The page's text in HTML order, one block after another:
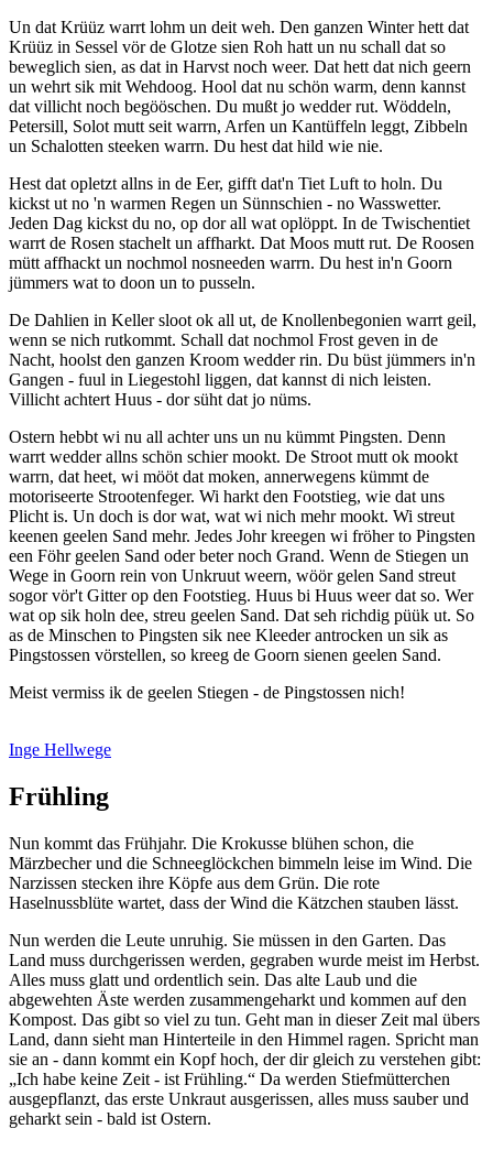
Un dat Krüüz warrt lohm un deit weh. Den ganzen Winter hett dat
Krüüz in Sessel vör de Glotze sien Roh hatt un nu schall dat so
beweglich sien, as dat in Harvst noch weer. Dat hett dat nich geern
un wehrt sik mit Wehdoog. Hool dat nu schön warm, denn kannst
dat villicht noch begööschen. Du mußt jo wedder rut. Wöddeln,
Petersill, Solot mutt seit warrn, Arfen un Kantüffeln leggt, Zibbeln
un Schalotten steeken warrn. Du hest dat hild wie nie.
Hest dat opletzt allns in de Eer, gifft dat'n Tiet Luft to holn. Du
kickst ut no 'n warmen Regen un Sünnschien - no Wasswetter.
Jeden Dag kickst du no, op dor all wat oplöppt. In de Twischentiet
warrt de Rosen stachelt un affharkt. Dat Moos mutt rut. De Roosen
mütt affhackt un nochmol nosneeden warrn. Du hest in'n Goorn
jümmers wat to doon un to pusseln.
De Dahlien in Keller sloot ok all ut, de Knollenbegonien warrt geil,
wenn se nich rutkommt. Schall dat nochmol Frost geven in de
Nacht, hoolst den ganzen Kroom wedder rin. Du büst jümmers in'n
Gangen - fuul in Liegestohl liggen, dat kannst di nich leisten.
Villicht achtert Huus - dor süht dat jo nüms.
Ostern hebbt wi nu all achter uns un nu kümmt Pingsten. Denn
warrt wedder allns schön schier mookt. De Stroot mutt ok mookt
warrn, dat heet, wi mööt dat moken, annerwegens kümmt de
motoriseerte Strootenfeger. Wi harkt den Footstieg, wie dat uns
Plicht is. Un doch is dor wat, wat wi nich mehr mookt. Wi streut
keenen geelen Sand mehr. Jedes Johr kreegen wi fröher to Pingsten
een Föhr geelen Sand oder beter noch Grand. Wenn de Stiegen un
Wege in Goorn rein von Unkruut weern, wöör gelen Sand streut
sogor vör't Gitter op den Footstieg. Huus bi Huus weer dat so. Wer
wat op sik holn dee, streu geelen Sand. Dat seh richdig püük ut. So
as de Minschen to Pingsten sik nee Kleeder antrocken un sik as
Pingstossen vörstellen, so kreeg de Goorn sienen geelen Sand.
Meist vermiss ik de geelen Stiegen - de Pingstossen nich!
Inge Hellwege
Frühling
Nun kommt das Frühjahr. Die Krokusse blühen schon, die
Märzbecher und die Schneeglöckchen bimmeln leise im Wind. Die
Narzissen stecken ihre Köpfe aus dem Grün. Die rote
Haselnussblüte wartet, dass der Wind die Kätzchen stauben lässt.
Nun werden die Leute unruhig. Sie müssen in den Garten. Das
Land muss durchgerissen werden, gegraben wurde meist im Herbst.
Alles muss glatt und ordentlich sein. Das alte Laub und die
abgewehten Äste werden zusammengeharkt und kommen auf den
Kompost. Das gibt so viel zu tun. Geht man in dieser Zeit mal übers
Land, dann sieht man Hinterteile in den Himmel ragen. Spricht man
sie an - dann kommt ein Kopf hoch, der dir gleich zu verstehen gibt:
Ich habe keine Zeit - ist Frühling.
Da werden Stiefmütterchen
ausgepflanzt, das erste Unkraut ausgerissen, alles muss sauber und
geharkt sein - bald ist Ostern.